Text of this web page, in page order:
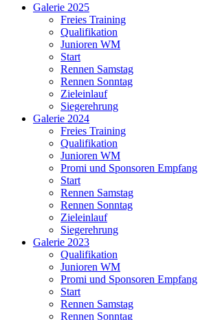
Galerie 2025
Freies Training
Qualifikation
Junioren WM
Start
Rennen Samstag
Rennen Sonntag
Zieleinlauf
Siegerehrung
Galerie 2024
Freies Training
Qualifikation
Junioren WM
Promi und Sponsoren Empfang
Start
Rennen Samstag
Rennen Sonntag
Zieleinlauf
Siegerehrung
Galerie 2023
Qualifikation
Junioren WM
Promi und Sponsoren Empfang
Start
Rennen Samstag
Rennen Sonntag